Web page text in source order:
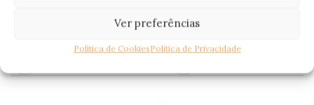
Ver preferências
Política de CookiesPolítica de Privacidade